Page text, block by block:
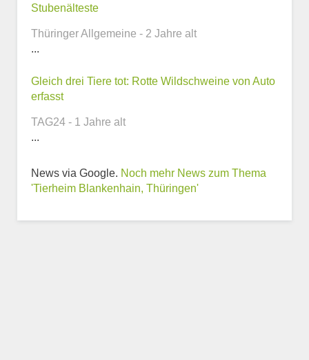
zum Tierheim
Stubenälteste
Thüringer Allgemeine - 2 Jahre alt
...
Gleich drei Tiere tot: Rotte Wildschweine von Auto
erfasst
TAG24 - 1 Jahre alt
...
News via Google. Noch mehr News zum Thema
'Tierheim Blankenhain, Thüringen'